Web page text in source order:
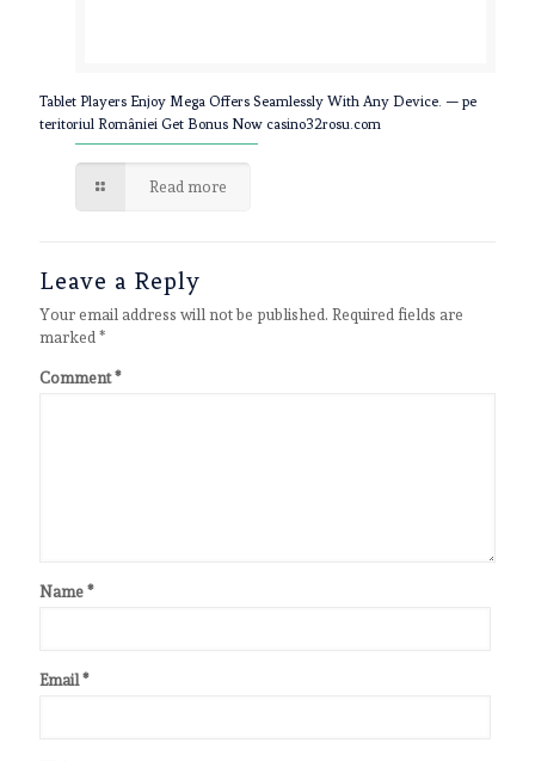
Tablet Players Enjoy Mega Offers Seamlessly With Any Device. — pe
teritoriul României Get Bonus Now casino32rosu.com
Read more
Leave a Reply
Your email address will not be published. Required fields are
marked *
Comment*
Name *
Email*